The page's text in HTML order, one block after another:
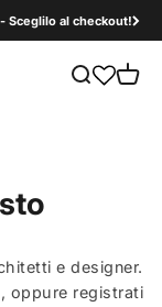
Sceglilo al checkout!
Mostra il
e designer.
oppure registrati